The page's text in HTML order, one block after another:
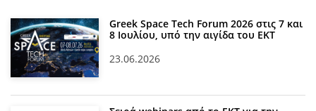
Greek Space Tech Forum 2026 στις 7 και
8 Ιουλίου, υπό την αιγίδα του ΕΚΤ
23.06.2026